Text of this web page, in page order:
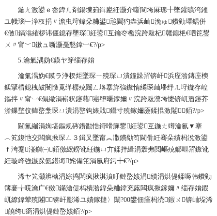
鍦ㄤ激鍙ｅ畬鍏ㄦ剤鍚堜箣鍓嶏紝灏介噺閬垮厤璁╂墜鑵曠洿鎺
ユ帴瑙﹂浄杈捐〃澹虫垨鍏朵粬鍙兘閫犳垚浜屾浼ゅ鐨勭墿鍝併
€傚鏋滃繀椤讳僵鎴存墜琛紝鍙互鑰冭檻浣跨敤杞竷鎴栬€呬笓鐢
ㄨ〃甯﹀鏉ュ噺灏戞懇鎿︺€?/p>
5.瀹氭湡妫€鏌ヤ笌缁存姢
瀹氭湡妫€鏌ラ浄杈炬墜琛ㄧ殑琛ㄩ潰鐘跺喌锛屽浜庢湁鏄庢樉
鍒掔棔鎴栧皷閿愯竟缂樼殑閮ㄥ垎搴斿強鏃惰繘琛屾墦纾ㄦ垨鏇存崲
鏂拌〃甯︺€傝繖涓嶄粎鑳藉寤堕暱鎵嬭〃浣跨敤瀵垮懡锛屼篃鑳芥
湁鏁堥伩鍏嶅洜琛ㄩ潰涓嶅钩婊戝鑷寸殑鎵嬭厱鍒掍激闂銆?/p>
閫氳繃涓婅堪鏂规硶鐨勫悎鐞嗗簲鐢紝鍙互鍦ㄤ竴瀹氱▼搴
︿笂鍑忚交闆疯揪琛ㄥ３鍓叉墜甯︽潵鐨勪笉閫傦紝骞朵績杩涗激鍙
ｆ洿蹇湴鎭㈠銆傚綋鐒讹紝鍦ㄩ亣鍒拌緝涓轰弗閲嶇殑鎯呭喌鏃讹
紝璇峰強鏃跺氨鍖诲姹備笓涓氬府鍔┿€?/p>
浠ヤ笂灏辨槸涓婃捣闆疯揪淇濆吇鏈嶅姟涓績涓烘偍鍒嗕韩鐨勭
簿褰╁唴瀹广€傚鏋滄偍杩樻湁鍏朵粬鍏充簬闆疯揪鎵嬭〃缁存姢鍜
屼繚鍏荤殑闂锛屽彲浠ユ嫧鎵撻〉闈?00鐢佃瘽杩涜鍜ㄨ锛屾垜浠
皢绔瘹涓烘偍鏈嶅姟銆?/p>